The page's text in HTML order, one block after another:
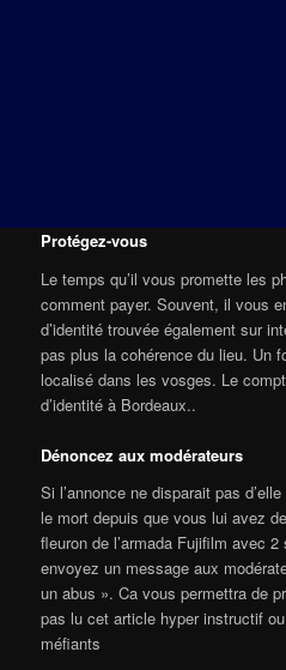
Protégez-vous
Le temps qu’il vous promette les
comment payer. Souvent, il vous
d’identité trouvée également sur
pas plus la cohérence du lieu. Un
localisé dans les vosges. Le
d’identité à Bordeaux..
Dénoncez aux modérateurs
Si l’annonce ne disparait pas
le mort depuis que vous lui avez
fleuron de l’armada Fujifilm avec
envoyez un message aux
un abus ». Ca vous permettra de
pas lu cet article hyper instructif
méfiants